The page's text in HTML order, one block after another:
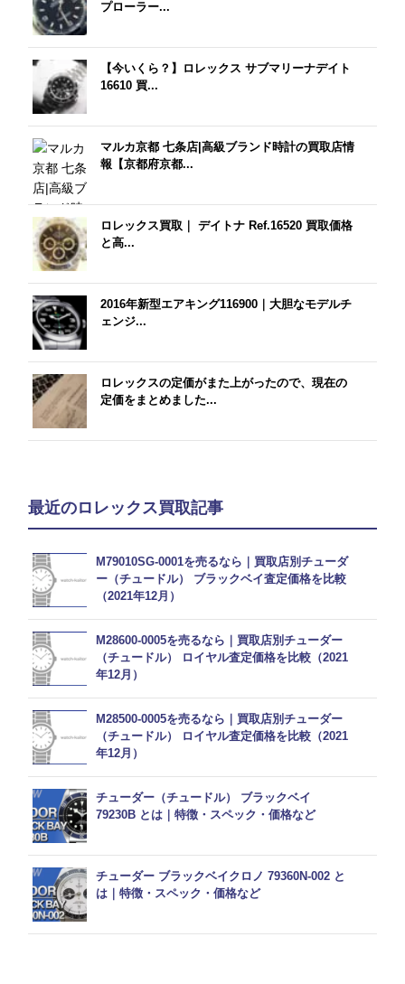
プローラー...
【今いくら？】ロレックス サブマリーナデイト
16610 買...
マルカ京都 七条店|高級ブランド時計の買取店情
報【京都府京都...
ロレックス買取｜ デイトナ Ref.16520 買取価格
と高...
2016年新型エアキング116900｜大胆なモデルチ
ェンジ...
ロレックスの定価がまた上がったので、現在の
定価をまとめました...
最近のロレックス買取記事
M79010SG-0001を売るなら｜買取店別チューダ
ー（チュードル） ブラックベイ査定価格を比較
（2021年12月）
M28600-0005を売るなら｜買取店別チューダー
（チュードル） ロイヤル査定価格を比較（2021
年12月）
M28500-0005を売るなら｜買取店別チューダー
（チュードル） ロイヤル査定価格を比較（2021
年12月）
チューダー（チュードル） ブラックベイ
79230B とは｜特徴・スペック・価格など
チューダー ブラックベイクロノ 79360N-002 と
は｜特徴・スペック・価格など